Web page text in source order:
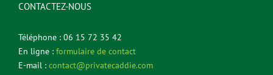
CONTACTEZ-NOUS
Téléphone : 06 15 72 35 42
En ligne : formulaire de contact
E-mail : contact@privatecaddie.com